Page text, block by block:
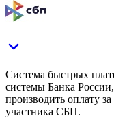
Система быстрых
системы Банка
производить оплату
участника СБП.